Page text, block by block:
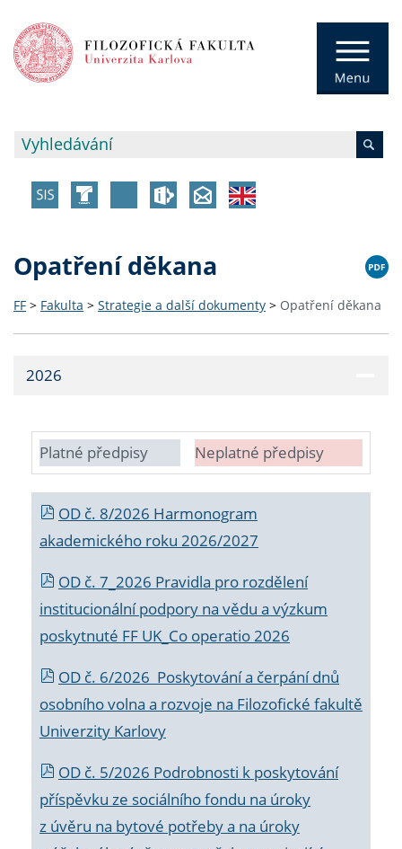
Opatření děkana
FF > Fakulta > Strategie a další dokumenty > Opatření děkana
2026
Platné předpisy Neplatné předpisy
OD č. 8/2026 Harmonogram
akademického roku 2026/2027
OD č. 7_2026 Pravidla pro rozdělení
institucionální podpory na vědu a výzkum
poskytnuté FF UK_Co operatio 2026
OD č. 6/2026 Poskytování a čerpání dnů
osobního volna a rozvoje na Filozofické fakultě
Univerzity Karlovy
OD č. 5/2026 Podrobnosti k poskytování
příspěvku ze sociálního fondu na úroky
z úvěru na bytové potřeby a na úroky